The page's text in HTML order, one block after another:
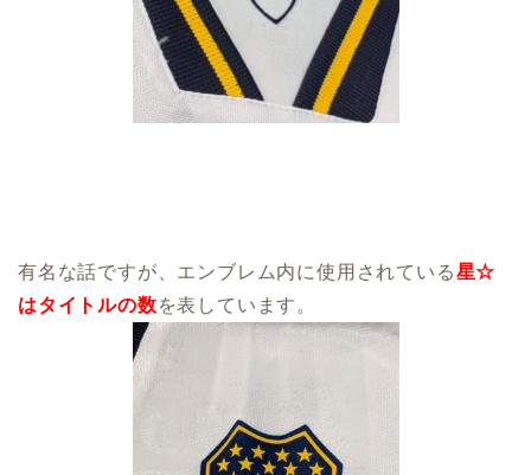
有名な話ですが、エンブレム内に使用されている星☆
はタイトルの数を表しています。